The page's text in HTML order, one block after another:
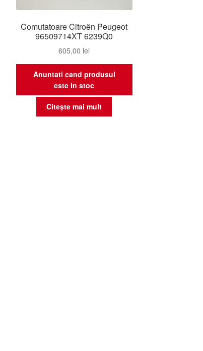
Comutatoare Citroën Peugeot
96509714XT 6239Q0
605,00 lei
Anuntati cand produsul
este in stoc
Citește mai mult